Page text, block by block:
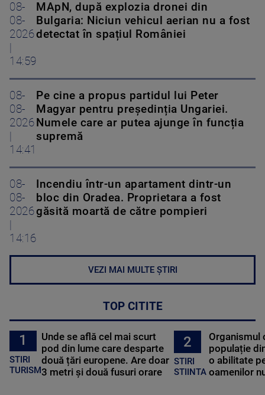
08-
08-
2026
14:59
MApN, după explozia dronei din
Bulgaria: Niciun vehicul aerian nu a fost
detectat în spațiul României
08-
08-
2026
14:41
Pe cine a propus partidul lui Peter
Magyar pentru președinția Ungariei.
Numele care ar putea ajunge în funcția
supremă
08-
08-
2026
14:16
Incendiu într-un apartament dintr-un
bloc din Oradea. Proprietara a fost
găsită moartă de către pompieri
VEZI MAI MULTE ȘTIRI
TOP CITITE
1
STIRI
TURISM
Unde se află cel mai scurt
pod din lume care desparte
două țări europene. Are doar
3 metri și două fusuri orare
2
STIRI
STIINTA
Organismul
populație
o abilitate
oamenilor